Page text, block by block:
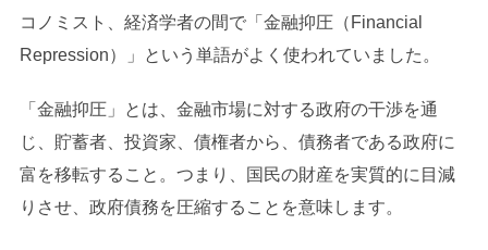
コノミスト、経済学者の間で「金融抑圧（Financial
Repression）」という単語がよく使われていました。
「金融抑圧」とは、金融市場に対する政府の干渉を通
じ、貯蓄者、投資家、債権者から、債務者である政府に
富を移転すること。つまり、国民の財産を実質的に目減
りさせ、政府債務を圧縮することを意味します。